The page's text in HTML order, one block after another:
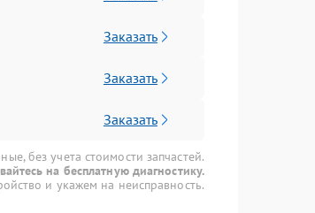
Заказать
Заказать
Заказать
без учета стоимости запчастей.
на бесплатную диагностику.
и укажем на неисправность.